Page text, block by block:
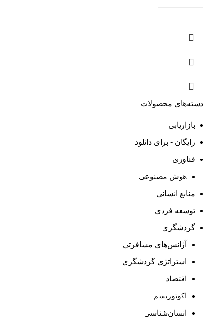
دسته‌های محصولات
بازاریابی
رایگان - برای دانلود
فناوری
هوش مصنوعی
منابع انسانی
توسعه فردی
گردشگری
آژانس‌های مسافرتی
استراتژی گردشگری
اقتصاد
اکوتوریسم
انسان‌شناسی